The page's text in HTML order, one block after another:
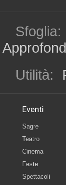
Sfoglia:
Utilità:
Eventi
Sagre
Teatro
Cinema
Feste
Spettacoli